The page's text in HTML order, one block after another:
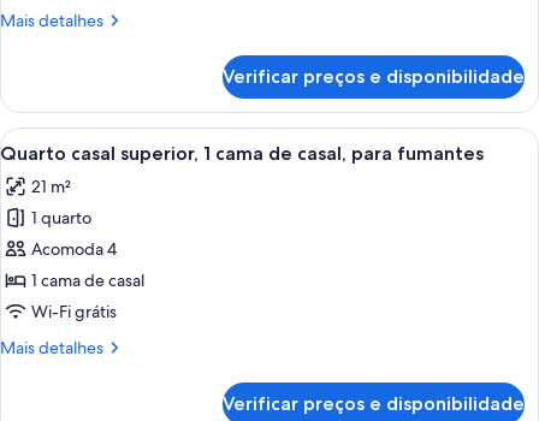
1
casal,
para
fumantes
Mais detalhes
Mais
casal
econômico,
1
de
casal,
para
fumantes
Verificar preços e disponibilidade
Carrega
todas
as
fotos
de
Quarto
casal
1
Quarto de hotel com uma cama,
11
Quarto casal superior, 1 cama de casal, para fumantes
21 m²
1 quarto
Acomoda 4
1 cama de casal
Wi-Fi grátis
Mais detalhes
Mais
Verificar preços e disponibilidade